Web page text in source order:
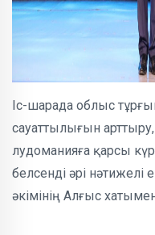
Іс-шарада облыс
сауаттылығын
лудоманияға қарсы
белсенді әрі нәтижелі
әкімінің Алғыс